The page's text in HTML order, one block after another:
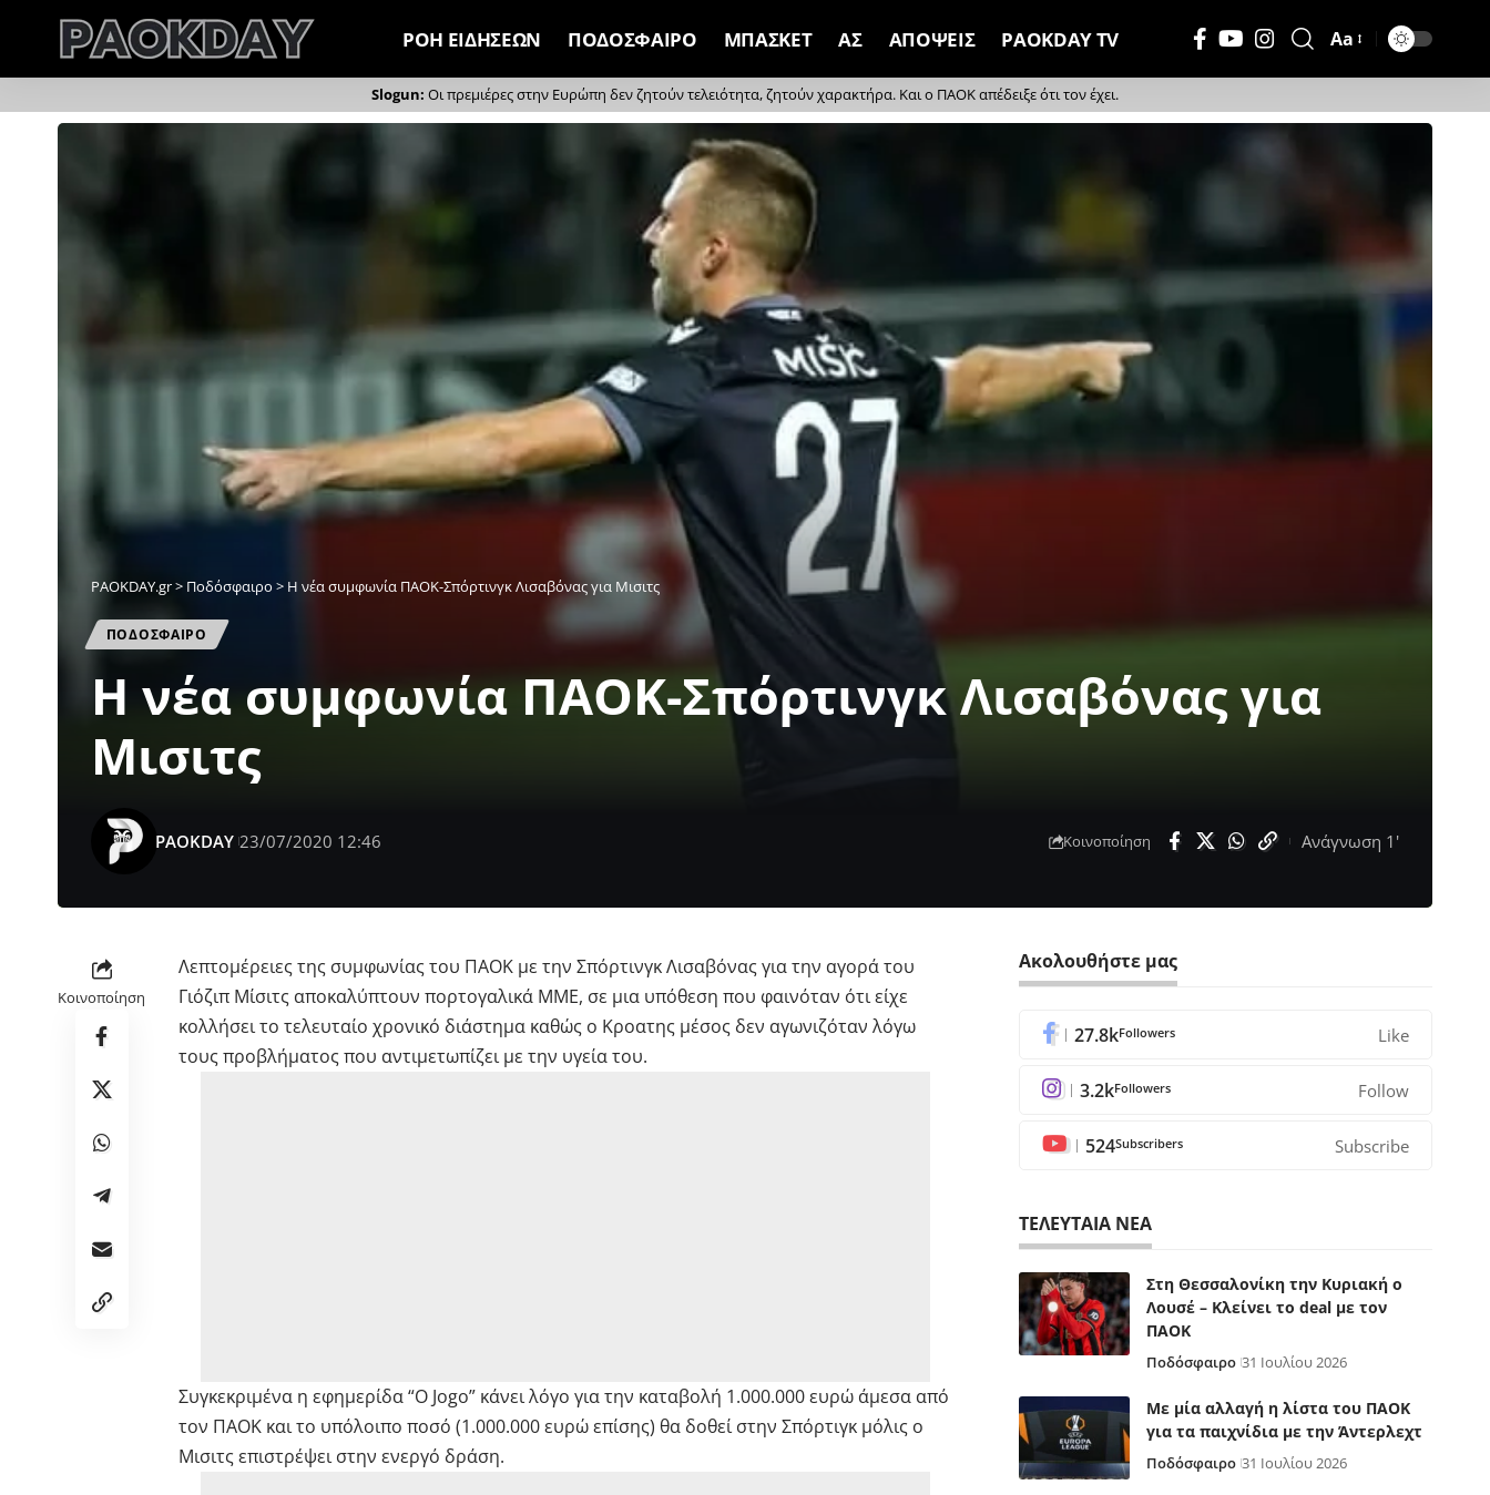
ΡΟΗ ΕΙΔΗΣΕΩΝ ΠΟΔΟΣΦΑΙΡΟ ΜΠΑΣΚΕΤ ΑΣ ΑΠΟΨΕΙΣ PAOKDAY TV
Μέγεθος
Γραμματοσειράς
Aa
Οι πρεμιέρες στην Ευρώπη δεν ζητούν τελειότητα, ζητούν χαρακτήρα. Και ο ΠΑΟΚ απέδειξε ότι τον έχει.
PAOKDAY.gr> Ποδόσφαιρο > Η νέα συμφωνία ΠΑΟΚ-Σπόρτινγκ Λισαβόνας για Μισιτς
ΠΟΔΟΣΦΑΙΡΟ
Η νέα συμφωνία ΠΑΟΚ-Σπόρτινγκ Λισαβόνας για
Μισιτς
PAOKDAY 23/07/2020 12:46 Κοινοποίηση Ανάγνωση 1'
Κοινοποίηση
Λεπτομέρειες της συμφωνίας του ΠΑΟΚ με την Σπόρτινγκ Λισαβόνας για την αγορά του
Γιόζιπ Μίσιτς αποκαλύπτουν πορτογαλικά ΜΜΕ, σε μια υπόθεση που φαινόταν ότι είχε
κολλήσει το τελευταίο χρονικό διάστημα καθώς ο Κροατης μέσος δεν αγωνιζόταν λόγω
τους προβλήματος που αντιμετωπίζει με την υγεία του.
Συγκεκριμένα η εφημερίδα “O Jogo” κάνει λόγο για την καταβολή 1.000.000 ευρώ άμεσα από
τον ΠΑΟΚ και το υπόλοιπο ποσό (1.000.000 ευρώ επίσης) θα δοθεί στην Σπόρτιγκ μόλις ο
Μισιτς επιστρέψει στην ενεργό δράση.
Ακολουθήστε μας
27.8kFollowers Like
3.2kFollowers Follow
524Subscribers Subscribe
ΤΕΛΕΥΤΑΙΑ ΝΕΑ
Στη Θεσσαλονίκη την Κυριακή ο
Λουσέ – Κλείνει το deal με τον
ΠΑΟΚ
Ποδόσφαιρο 31 Ιουλίου 2026
Με μία αλλαγή η λίστα του ΠΑΟΚ
για τα παιχνίδια με την Άντερλεχτ
Ποδόσφαιρο 31 Ιουλίου 2026